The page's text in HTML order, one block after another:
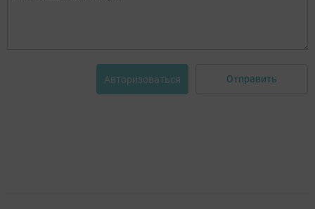
Авторизоваться Отправить